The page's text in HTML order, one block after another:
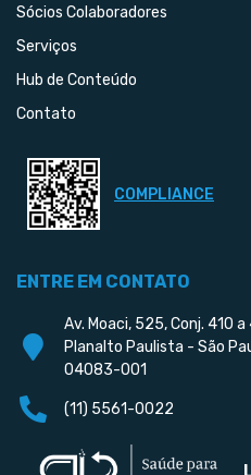
Sócios Colaboradores
Serviços
Hub de Conteúdo
Contato
COMPLIANCE
ENTRE EM CONTATO
Av. Moaci, 525, Conj. 410 a
Planalto Paulista - São
04083-001
(11) 5561-0022